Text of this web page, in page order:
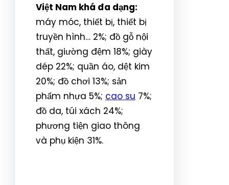
Việt Nam khá đa dạng:
máy móc, thiết bị, thiết bị
truyền hình… 2%; đồ gỗ nội
thất, giường đệm 18%; giày
dép 22%; quần áo, dệt kim
20%; đồ chơi 13%; sản
phẩm nhựa 5%; cao su 7%;
đồ da, túi xách 24%;
phương tiện giao thông
và phụ kiện 31%.